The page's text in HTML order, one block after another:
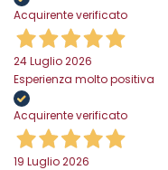
Acquirente verificato
24 Luglio 2026
Esperienza molto positiva
Acquirente verificato
19 Luglio 2026